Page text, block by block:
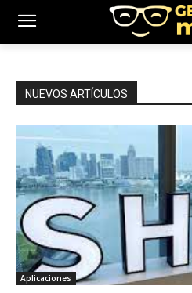
NUEVOS ARTÍCULOS
Aplicaciones